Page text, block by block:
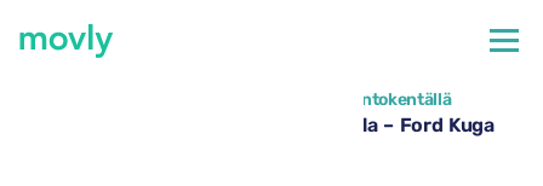
Kaikki saatavilla olevat autot Firenzen lentokentällä
Autonvuokraus Firenzen lentoasemalla – Ford Kuga